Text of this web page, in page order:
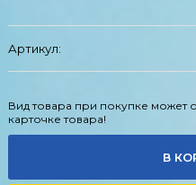
Артикул:
Вид товара при покупке может
карточке товара!
В